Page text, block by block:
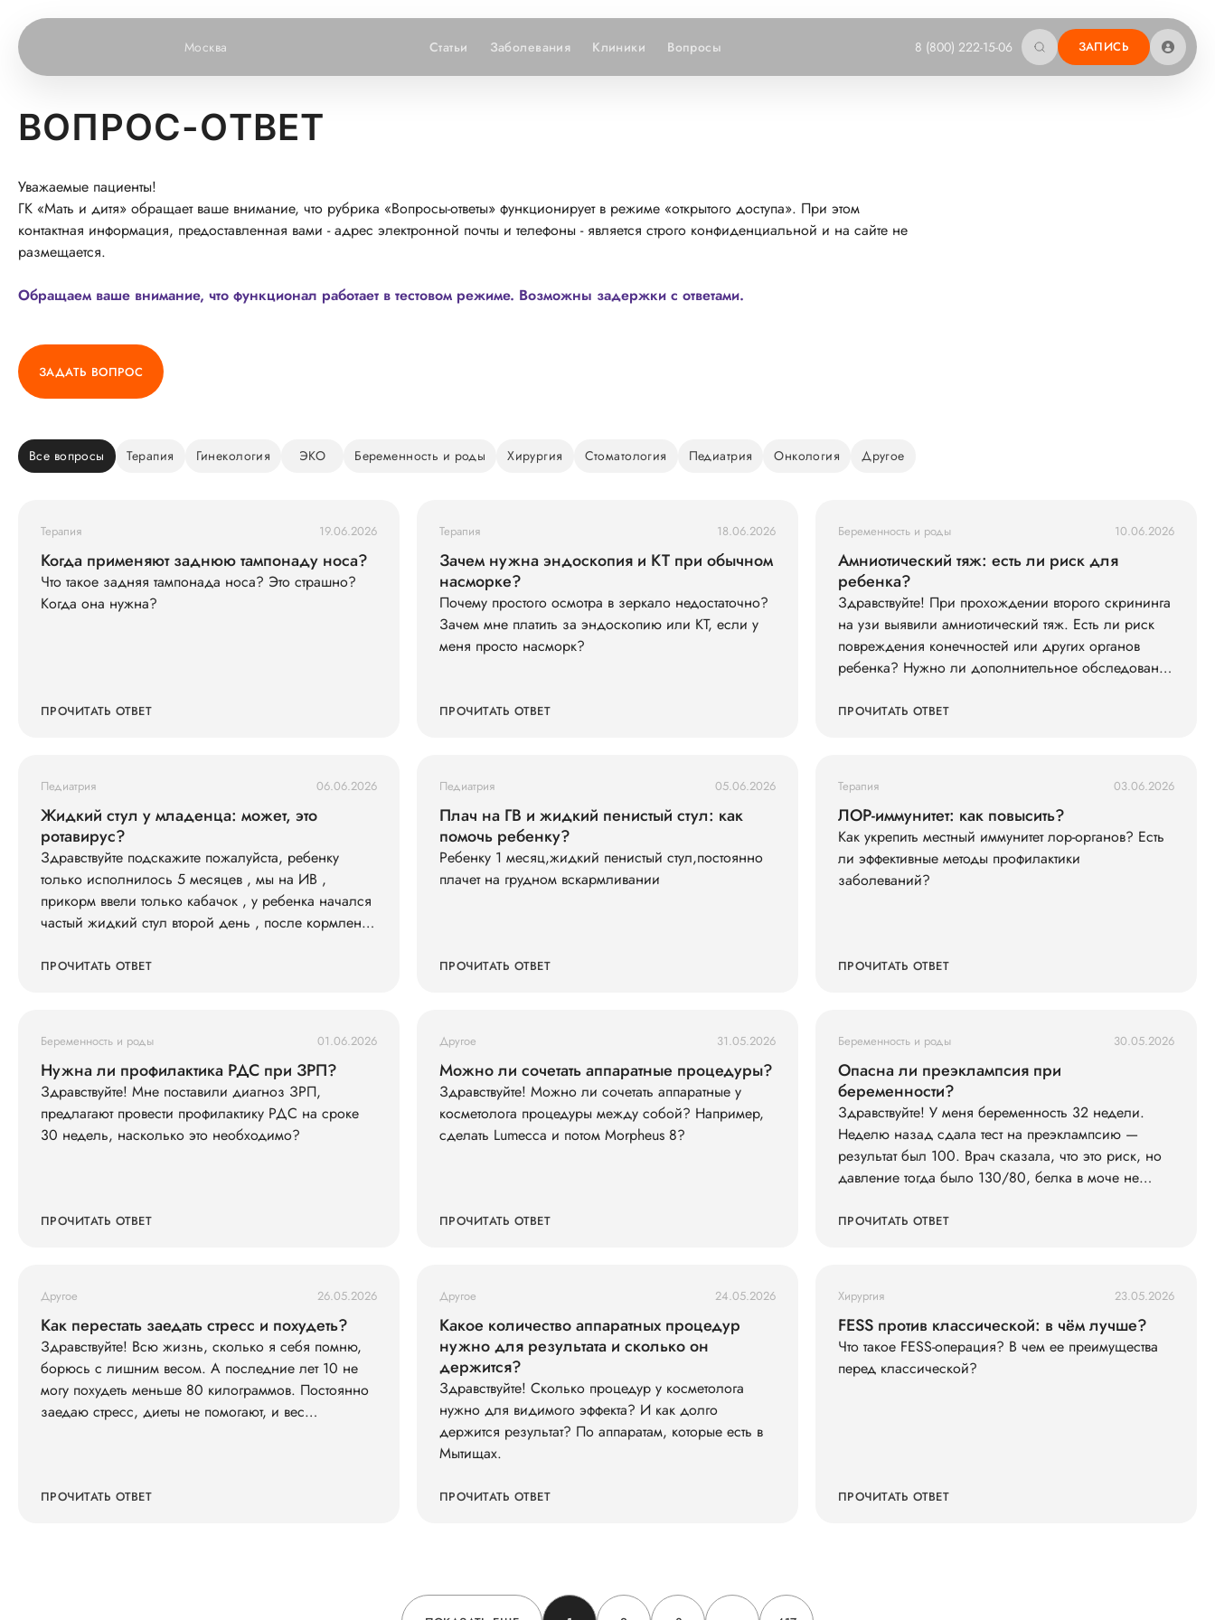
Москва Статьи Заболевания Клиники Вопросы 8 (800) 222-15-06 ЗАПИСЬ
ВОПРОС-ОТВЕТ
Уважаемые пациенты!
ГК «Мать и дитя» обращает ваше внимание, что рубрика «Вопросы-ответы» функционирует в режиме «открытого доступа». При этом
контактная информация, предоставленная вами - адрес электронной почты и телефоны - является строго конфиденциальной и на сайте не
размещается.
Обращаем ваше внимание, что функционал работает в тестовом режиме. Возможны задержки с ответами.
ЗАДАТЬ ВОПРОС
Все вопросы Терапия Гинекология ЭКО Беременность и роды Хирургия Стоматология Педиатрия Онкология Другое
Терапия 19.06.2026
Когда применяют заднюю тампонаду носа?
Что такое задняя тампонада носа? Это страшно?
Когда она нужна?
ПРОЧИТАТЬ ОТВЕТ
Терапия 18.06.2026
Зачем нужна эндоскопия и КТ при обычном
насморке?
Почему простого осмотра в зеркало недостаточно?
Зачем мне платить за эндоскопию или КТ, если у
меня просто насморк?
ПРОЧИТАТЬ ОТВЕТ
Беременность и роды 10.06.2026
Амниотический тяж: есть ли риск для
ребенка?
Здравствуйте! При прохождении второго скрининга
на узи выявили амниотический тяж. Есть ли риск
повреждения конечностей или других органов
ребенка? Нужно ли дополнительное обследование
ПРОЧИТАТЬ ОТВЕТ
Педиатрия 06.06.2026
Жидкий стул у младенца: может, это
ротавирус?
Здравствуйте подскажите пожалуйста, ребенку
только исполнилось 5 месяцев , мы на ИВ ,
прикорм ввели только кабачок , у ребенка начался
частый жидкий стул второй день , после кормления
сутки съедает , , и кушать не простит , раньше
ротовирус из садика , может ли это быть ротовирус
у младшего , и как его лечить . Анализы сдавали ,
кровь хорошая сказали только гемоглобин
понижен , подскажите что делать ?
ПРОЧИТАТЬ ОТВЕТ
Педиатрия 05.06.2026
Плач на ГВ и жидкий пенистый стул: как
помочь ребенку?
Ребенку 1 месяц,жидкий пенистый стул,постоянно
плачет на грудном вскармливании
ПРОЧИТАТЬ ОТВЕТ
Терапия 03.06.2026
ЛОР-иммунитет: как повысить?
Как укрепить местный иммунитет лор-органов? Есть
ли эффективные методы профилактики
заболеваний?
ПРОЧИТАТЬ ОТВЕТ
Беременность и роды 01.06.2026
Нужна ли профилактика РДС при ЗРП?
Здравствуйте! Мне поставили диагноз ЗРП,
предлагают провести профилактику РДС на сроке
30 недель, насколько это необходимо?
ПРОЧИТАТЬ ОТВЕТ
Другое 31.05.2026
Можно ли сочетать аппаратные процедуры?
Здравствуйте! Можно ли сочетать аппаратные у
косметолога процедуры между собой? Например,
сделать Lumecca и потом Morpheus 8?
ПРОЧИТАТЬ ОТВЕТ
Беременность и роды 30.05.2026
Опасна ли преэклампсия при
беременности?
Здравствуйте! У меня беременность 32 недели.
Неделю назад сдала тест на преэклампсию —
результат был 100. Врач сказала, что это риск, но
давление тогда было 130/80, белка в моче не
(кольца жмут), голова побаливает, но терпимо,
ПРОЧИТАТЬ ОТВЕТ
Другое 26.05.2026
Как перестать заедать стресс и похудеть?
Здравствуйте! Всю жизнь, сколько я себя помню,
борюсь с лишним весом. А последние лет 10 не
могу похудеть меньше 80 килограммов. Постоянно
заедаю стресс, диеты не помогают, и вес
ПРОЧИТАТЬ ОТВЕТ
Другое 24.05.2026
Какое количество аппаратных процедур
нужно для результата и сколько он
держится?
Здравствуйте! Сколько процедур у косметолога
нужно для видимого эффекта? И как долго
держится результат? По аппаратам, которые есть в
Мытищах.
ПРОЧИТАТЬ ОТВЕТ
Хирургия 23.05.2026
FESS против классической: в чём лучше?
Что такое FESS-операция? В чем ее преимущества
перед классической?
ПРОЧИТАТЬ ОТВЕТ